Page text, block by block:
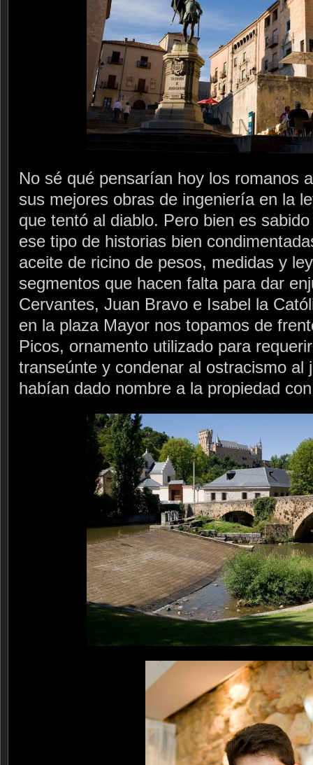
No sé qué pensarían hoy los romanos
sus mejores obras de ingeniería en la
que tentó al diablo. Pero bien es
ese tipo de historias bien
aceite de ricino de pesos, medidas y
segmentos que hacen falta para dar
Cervantes, Juan Bravo e Isabel la
en la plaza Mayor nos topamos de
Picos, ornamento utilizado para
transeúnte y condenar al ostracismo al
habían dado nombre a la propiedad